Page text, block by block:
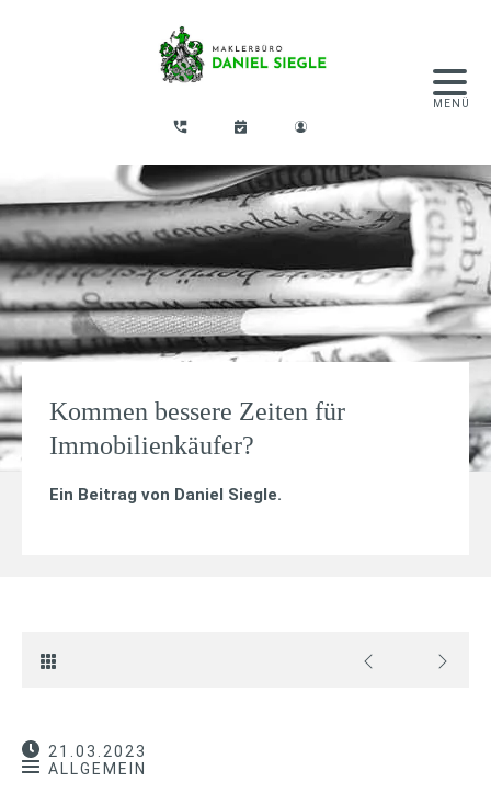
Kommen bessere Zeiten für
Immobilienkäufer?
Ein Beitrag von Daniel Siegle.
21.03.2023
ALLGEMEIN